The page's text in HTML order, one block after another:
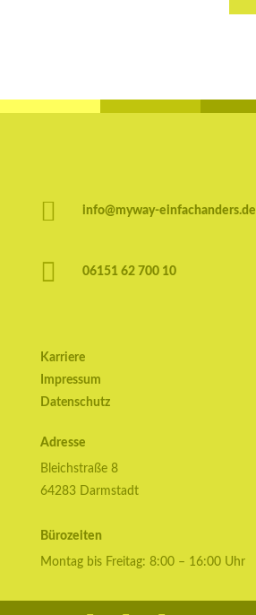
 info@myway-einfachanders.de
 06151 62 700 10
Karriere
Impressum
Datenschutz
Adresse
Bleichstraße 8
64283 Darmstadt
Bürozeiten
Montag bis Freitag: 8:00 – 16:00 Uhr